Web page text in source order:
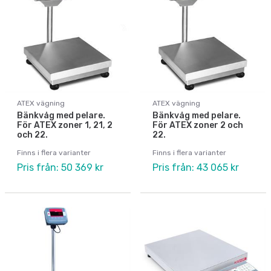
ATEX vägning
Bänkvåg med pelare.
För ATEX zoner 1, 21, 2
och 22.
Finns i flera varianter
Pris från: 50 369 kr
ATEX vägning
Bänkvåg med pelare.
För ATEX zoner 2 och
22.
Finns i flera varianter
Pris från: 43 065 kr